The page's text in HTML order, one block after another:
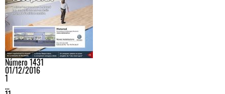
Número 1431
01/12/2016
1
…